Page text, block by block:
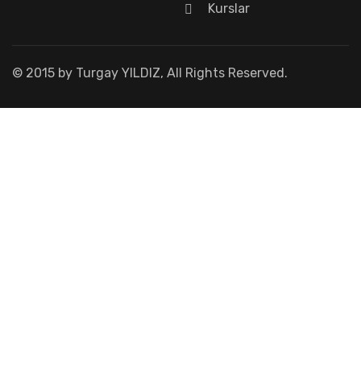
Kurslar
© 2015 by Turgay YILDIZ, All Rights Reserved.